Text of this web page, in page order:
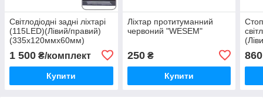
Світлодіодні задні ліхтарі
(115LED)(Лівий/правий)
(335х120ммх60мм)
1 500 ₴/комплект
Купити
Ліхтар протитуманний
червоний "WESEM"
250₴
Купити
860